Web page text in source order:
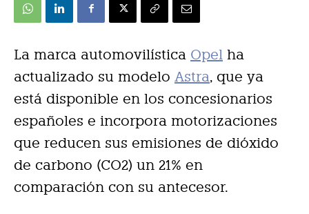
La marca automovilística Opel ha
actualizado su modelo Astra, que ya
está disponible en los concesionarios
españoles e incorpora motorizaciones
que reducen sus emisiones de dióxido
de carbono (CO2) un 21% en
comparación con su antecesor.